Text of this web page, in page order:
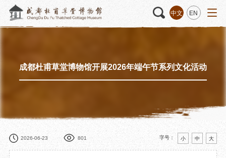
中文 EN
活动 “人日游草堂”系列文化活动 藏品 藏品概述
数字资源
捐赠名录
成都杜甫草堂博物馆开展2026年端午节系列文化活动
2026-06-23 801 字号： 小 中 大